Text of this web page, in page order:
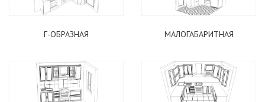
ПОДОБРАТЬ КУХНЮ
Г-ОБРАЗНАЯ МАЛОГАБАРИТНАЯ